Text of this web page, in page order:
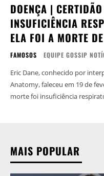
DOENÇA |
INSUFICIÊNCIA
ELA FOI A MORTE
FAMOSOS EQUIPE GOSSIP
Eric Dane, conhecido por
Anatomy, faleceu em 19 de
morte foi insuficiência
MAIS POPULAR